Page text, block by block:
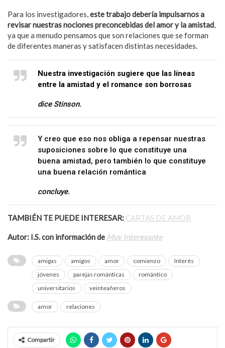
Para los investigadores,este trabajo debería impulsarnos a
revisar nuestras nociones preconcebidas del amor y la amistad,
ya que a menudo pensamos que son relaciones que se forman
de diferentes maneras y satisfacen distintas necesidades.
Nuestra investigación sugiere que las líneas
entre la amistad y el romance son borrosas
dice Stinson.
Y creo que eso nos obliga a repensar nuestras
suposiciones sobre lo que constituye una
buena amistad, pero también lo que constituye
una buena relación romántica
concluye.
TAMBIÉN TE PUEDE INTERESAR: CARTAS DE AMOR
Autor: I.S. con información de Muy Interesante
amigas amigos amor comienzo
Interés
jóvenes
parejas románticas
romántico
universitarios
veinteañeros
amor relaciones
Compartir